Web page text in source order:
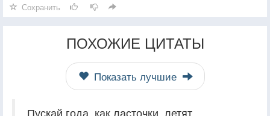
Сохранить
ПОХОЖИЕ ЦИТАТЫ
Показать лучшие
Пускай года, как ласточки, летят,